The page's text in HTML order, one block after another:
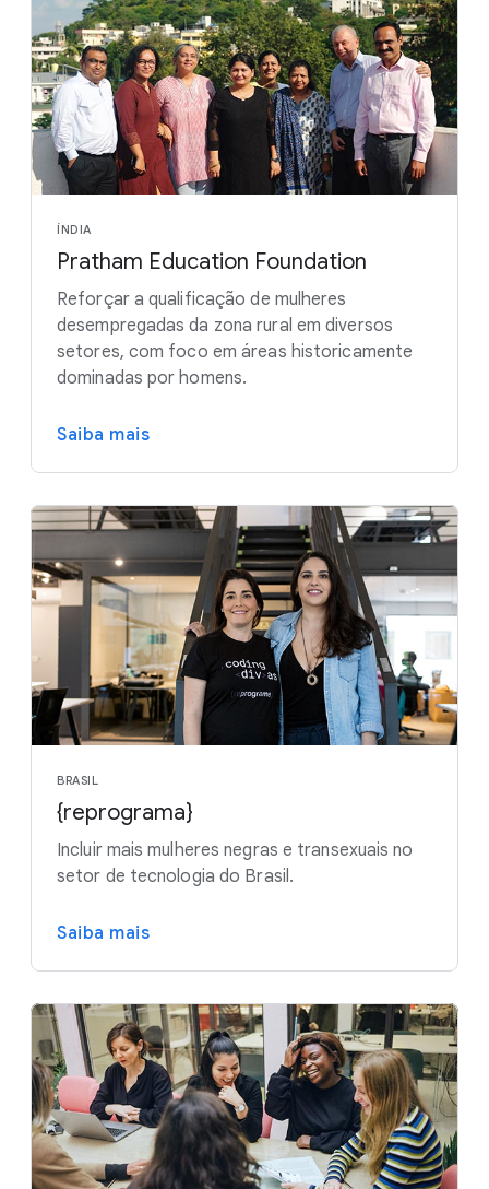
ÍNDIA
Pratham Education Foundation
Reforçar a qualificação de mulheres
desempregadas da zona rural em diversos
setores, com foco em áreas historicamente
dominadas por homens.
Saiba mais
BRASIL
{reprograma}
Incluir mais mulheres negras e transexuais no
setor de tecnologia do Brasil.
Saiba mais